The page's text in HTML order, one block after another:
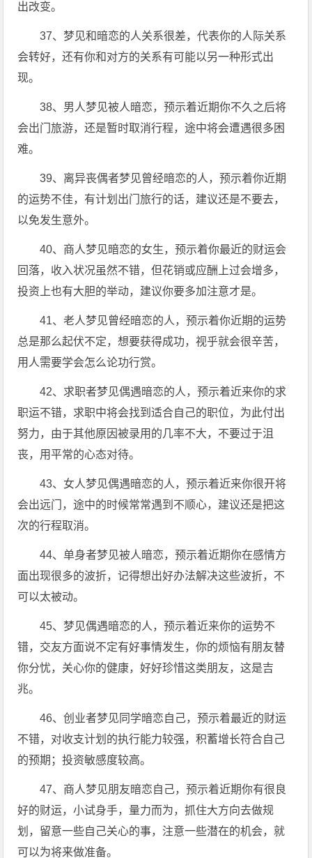
出改变。
37、梦见和暗恋的人关系很差，代表你的人际关系
会转好，还有你和对方的关系有可能以另一种形式出
现。
38、男人梦见被人暗恋，预示着近期你不久之后将
会出门旅游，还是暂时取消行程，途中将会遭遇很多困
难。
39、离异丧偶者梦见曾经暗恋的人，预示着你近期
的运势不佳，有计划出门旅行的话，建议还是不要去，
以免发生意外。
40、商人梦见暗恋的女生，预示着你最近的财运会
回落，收入状况虽然不错，但花销或应酬上过会增多，
投资上也有大胆的举动，建议你要多加注意才是。
41、老人梦见曾经暗恋的人，预示着你近期的运势
总是那么起伏不定，想要获得成功，视乎就会很辛苦，
用人需要学会怎么论功行赏。
42、求职者梦见偶遇暗恋的人，预示着近来你的求
职运不错，求职中将会找到适合自己的职位，为此付出
努力，由于其他原因被录用的几率不大，不要过于沮
丧，用平常的心态对待。
43、女人梦见偶遇暗恋的人，预示着近来你很开将
会出远门，途中的时候常常遇到不顺心，建议还是把这
次的行程取消。
44、单身者梦见被人暗恋，预示着近期你在感情方
面出现很多的波折，记得想出好办法解决这些波折，不
可以太被动。
45、梦见偶遇暗恋的人，预示着近来你的运势不
错，交友方面说不定有好事情发生，你的烦恼有朋友替
你分忧，关心你的健康，好好珍惜这类朋友，这是吉
兆。
46、创业者梦见同学暗恋自己，预示着最近的财运
不错，对收支计划的执行能力较强，积蓄增长符合自己
的预期；投资敏感度较高。
47、商人梦见朋友暗恋自己，预示着近期你有很良
好的财运，小试身手，量力而为，抓住大方向去做规
划，留意一些自己关心的事，注意一些潜在的机会，就
可以为将来做准备。